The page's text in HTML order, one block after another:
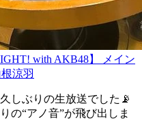
with AKB48】 メイン
涼羽
しぶりの生放送でした📡
の“アノ音”が飛び出しま